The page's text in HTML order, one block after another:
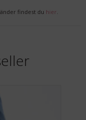
findest du hier.